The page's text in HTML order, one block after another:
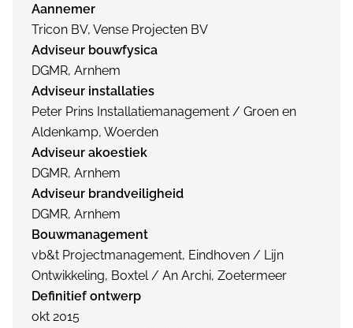
Aannemer
Tricon BV, Vense Projecten BV
Adviseur bouwfysica
DGMR, Arnhem
Adviseur installaties
Peter Prins Installatiemanagement / Groen en
Aldenkamp, Woerden
Adviseur akoestiek
DGMR, Arnhem
Adviseur brandveiligheid
DGMR, Arnhem
Bouwmanagement
vb&t Projectmanagement, Eindhoven / Lijn
Ontwikkeling, Boxtel / An Archi, Zoetermeer
Definitief ontwerp
okt 2015